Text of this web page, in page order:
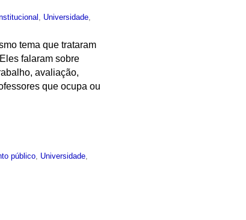
, Universidade,
tema que trataram
falaram sobre
avaliação,
que ocupa ou
público, Universidade,